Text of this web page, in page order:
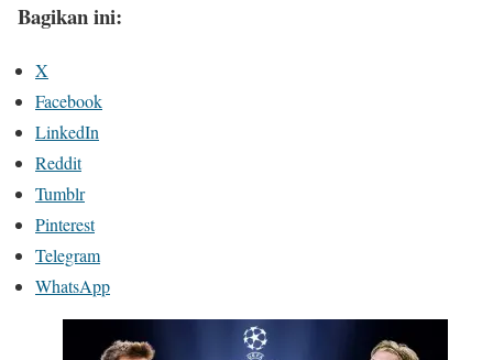
Bagikan ini:
X
Facebook
LinkedIn
Reddit
Tumblr
Pinterest
Telegram
WhatsApp